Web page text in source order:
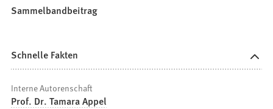
Sammelbandbeitrag
Schnelle Fakten
Interne Autorenschaft
Prof. Dr. Tamara Appel